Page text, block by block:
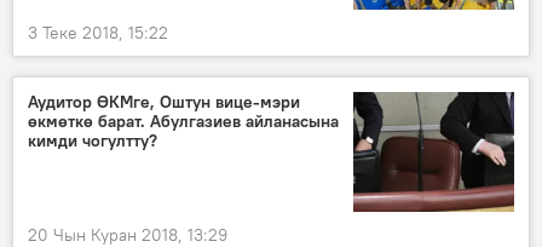
3 Теке 2018, 15:22
Аудитор ӨКМге, Оштун вице-мэри
өкмөткө барат. Абулгазиев айланасына
кимди чогултту?
20 Чын Куран 2018, 13:29